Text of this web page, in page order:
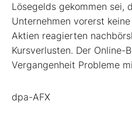
Lösegelds gekommen sei,
Unternehmen vorerst
Aktien reagierten
Kursverlusten. Der Online-
Vergangenheit Probleme
dpa-AFX